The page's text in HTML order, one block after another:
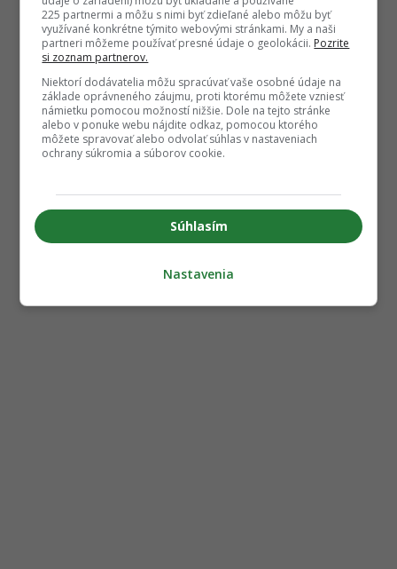
225 partnermi a môžu s nimi byť zdieľané alebo môžu byť
využívané konkrétne týmito webovými stránkami. My a naši
partneri môžeme používať presné údaje o geolokácii. Pozrite
si zoznam partnerov.
Niektorí dodávatelia môžu spracúvať vaše osobné údaje na
základe oprávneného záujmu, proti ktorému môžete vzniesť
námietku pomocou možností nižšie. Dole na tejto stránke
alebo v ponuke webu nájdite odkaz, pomocou ktorého
môžete spravovať alebo odvolať súhlas v nastaveniach
ochrany súkromia a súborov cookie.
Súhlasím
Nastavenia